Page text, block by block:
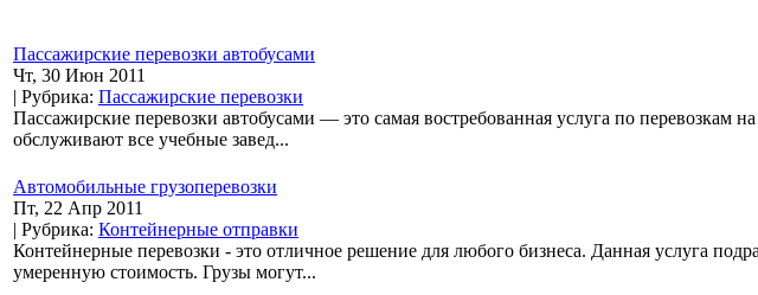
Пассажирские перевозки автобусами
Чт, 30 Июн 2011
| Рубрика: Пассажирские перевозки
Пассажирские перевозки автобусами — это самая востребованная услуга по
обслуживают все учебные завед...
Автомобильные грузоперевозки
Пт, 22 Апр 2011
| Рубрика: Контейнерные отправки
Контейнерные перевозки - это отличное решение для любого бизнеса. Данная услуга
умеренную стоимость. Грузы могут...